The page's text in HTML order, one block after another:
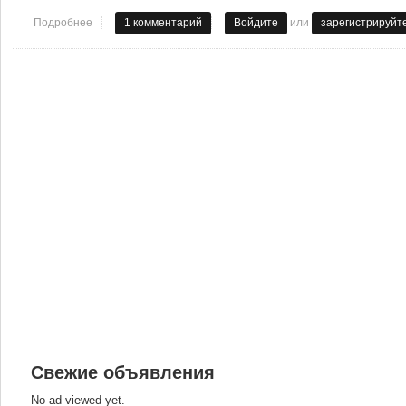
Подробнее о Охота на "бездельников"
1 комментарий Войдите или
Свежие объявления
No ad viewed yet.